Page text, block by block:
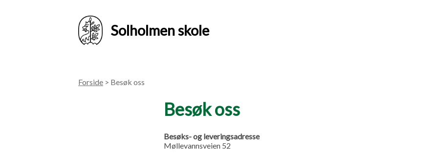
Solholmen skole
Forside > Besøk oss
Besøk oss
Besøks- og leveringsadresse
Møllevannsveien 52